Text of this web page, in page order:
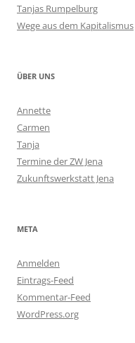
Tanjas Rumpelburg
Wege aus dem Kapitalismus
ÜBER UNS
Annette
Carmen
Tanja
Termine der ZW Jena
Zukunftswerkstatt Jena
META
Anmelden
Eintrags-Feed
Kommentar-Feed
WordPress.org